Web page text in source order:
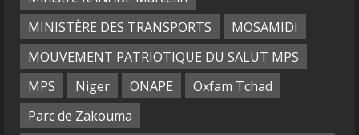
MINISTÈRE DES TRANSPORTS
MOSAMIDI
MOUVEMENT PATRIOTIQUE DU SALUT MPS
MPS
Niger ONAPE
Oxfam Tchad
Parc de Zakouma